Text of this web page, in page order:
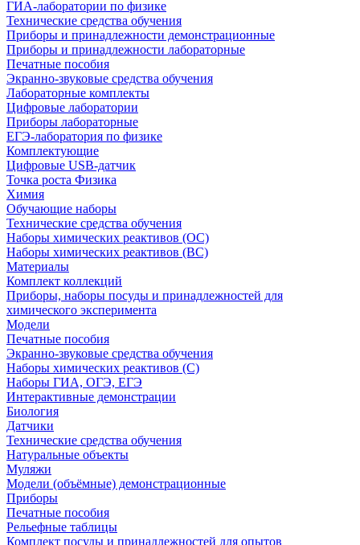
ГИА-лаборатории по физике
Технические средства обучения
Приборы и принадлежности демонстрационные
Приборы и принадлежности лабораторные
Печатные пособия
Экранно-звуковые средства обучения
Лабораторные комплекты
Цифровые лаборатории
Приборы лабораторные
ЕГЭ-лаборатория по физике
Комплектующие
Цифровые USB-датчик
Точка роста Физика
Химия
Обучающие наборы
Технические средства обучения
Наборы химических реактивов (ОС)
Наборы химических реактивов (ВС)
Материалы
Комплект коллекций
Приборы, наборы посуды и принадлежностей для
химического эксперимента
Модели
Печатные пособия
Экранно-звуковые средства обучения
Наборы химических реактивов (С)
Наборы ГИА, ОГЭ, ЕГЭ
Интерактивные демонстрации
Биология
Датчики
Технические средства обучения
Натуральные объекты
Муляжи
Модели (объёмные) демонстрационные
Приборы
Печатные пособия
Рельефные таблицы
Комплект посуды и принадлежностей для опытов